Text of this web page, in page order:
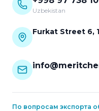
Uzbekistan
Furkat Street 6,
По вопросам экспорта